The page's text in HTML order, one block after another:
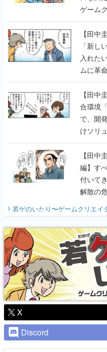
ゲーム
【若ゲ
【田中
「新し
入れた
ムに革
のいた
【田中
合環境
で、開
けソリ
に行っ
【田中
編】す
付いて
解散の
『少年
り】
若ゲのいたり〜ゲームクリエイ
X
Discord